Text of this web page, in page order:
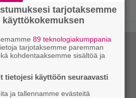
kokonaisuustarjotaksemme
89 teknologiakumppania
tarjotaksemme paremman
kohdentaaksemme sisältöä ja
tietojesi käyttöön seuraavasti
ja tallennamme evästeitä